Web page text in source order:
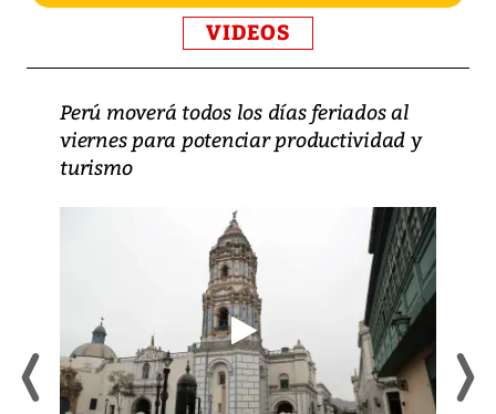
VIDEOS
Perú moverá todos los días feriados al
viernes para potenciar productividad y
turismo